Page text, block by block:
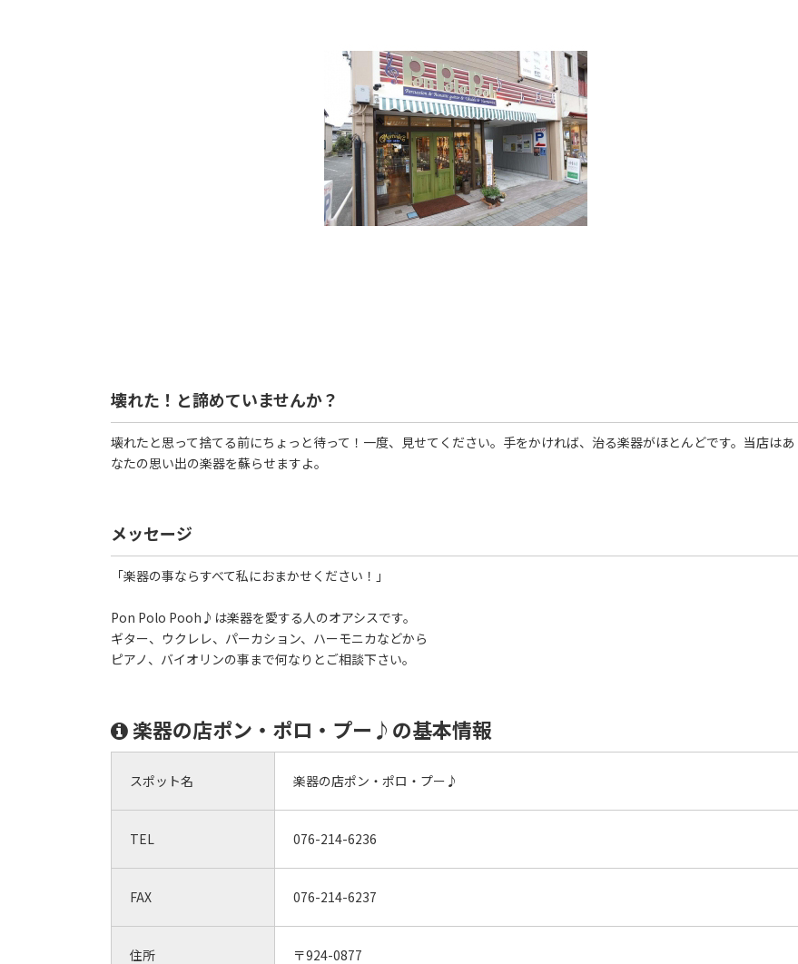
壊れた！と諦めていませんか？
壊れたと思って捨てる前にちょっと待って！一度、見せてください。手をかければ、治る楽器がほとんどです。当店はあ
なたの思い出の楽器を蘇らせますよ。
メッセージ
「楽器の事ならすべて私におまかせください！」
Pon Polo Pooh♪は楽器を愛する人のオアシスです。
ギター、ウクレレ、パーカション、ハーモニカなどから
ピアノ、バイオリンの事まで何なりとご相談下さい。
楽器の店ポン・ポロ・プー♪の基本情報
スポット名 楽器の店ポン・ポロ・プー♪
TEL 076-214-6236
FAX 076-214-6237
住所
〒924-0877